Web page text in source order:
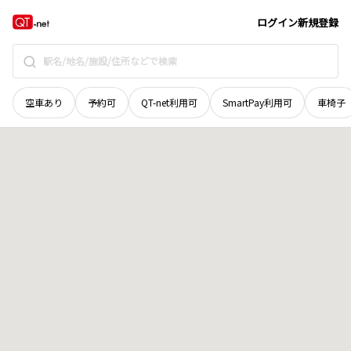
ログイン新規登録
空車あり 予約可 QT-net利用可 SmartPay利用可 車椅子
岡山県